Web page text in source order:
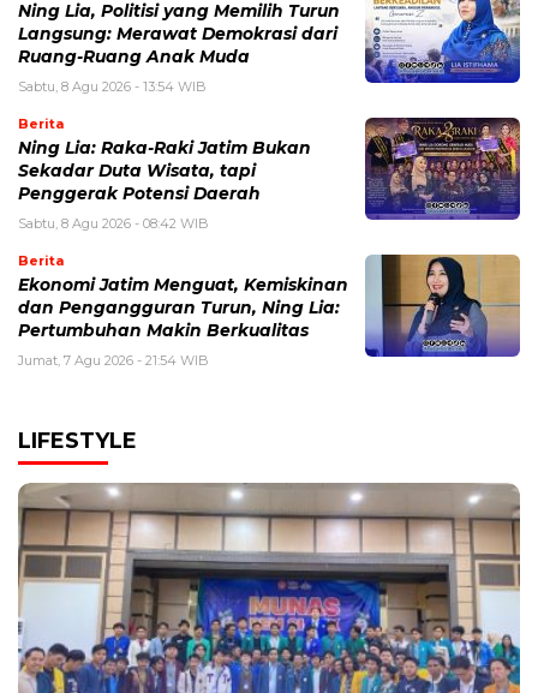
Ning Lia, Politisi yang Memilih Turun
Langsung: Merawat Demokrasi dari
Ruang-Ruang Anak Muda
Sabtu, 8 Agu 2026 - 13:54 WIB
Berita
Ning Lia: Raka-Raki Jatim Bukan
Sekadar Duta Wisata, tapi
Penggerak Potensi Daerah
Sabtu, 8 Agu 2026 - 08:42 WIB
Berita
Ekonomi Jatim Menguat, Kemiskinan
dan Pengangguran Turun, Ning Lia:
Pertumbuhan Makin Berkualitas
Jumat, 7 Agu 2026 - 21:54 WIB
LIFESTYLE